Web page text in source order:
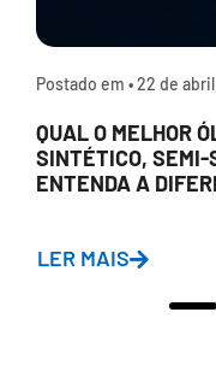
Postado em •22 de
QUAL O MELHOR
SINTÉTICO, SEMI-
ENTENDA A
LER MAIS